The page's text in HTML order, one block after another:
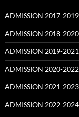
ADMISSION 2017-2019
ADMISSION 2018-2020
ADMISSION 2019-2021
ADMISSION 2020-2022
ADMISSION 2021-2023
ADMISSION 2022-2024